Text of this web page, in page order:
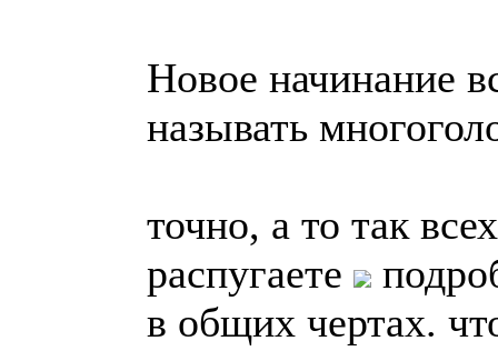
Новое начинание
называть
точно, а то так
распугаете
в общих чертах.